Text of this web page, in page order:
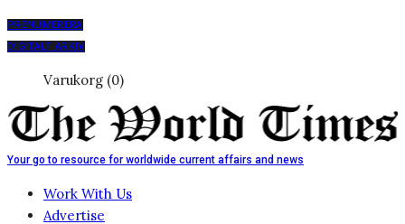
PRENUMERERA
DIGITALT ARKIV
Varukorg (0)
Your go to resource for worldwide current affairs and news
Work With Us
Advertise